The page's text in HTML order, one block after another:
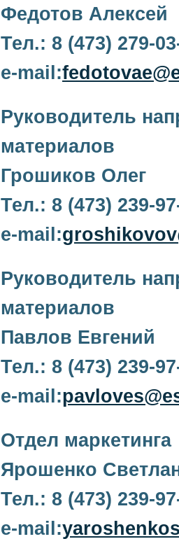
Федотов Алексей
Тел.: 8 (473) 279-
e-mail:
Руководитель
материалов
Грошиков Олег
Тел.: 8 (473) 239-
е-mail:
Руководитель
материалов
Павлов Евгений
Тел.: 8 (473) 239-
e-mail:
Отдел маркетинга
Ярошенко
Тел.: 8 (473) 239-
e-mail: